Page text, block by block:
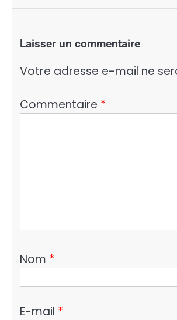
Laisser un commentaire
Votre adresse e-mail ne
Commentaire *
Nom *
E-mail *